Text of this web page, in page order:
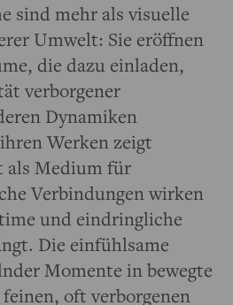
sind mehr als visuelle
Umwelt: Sie eröffnen
die dazu einladen,
verborgener
Dynamiken
Werken zeigt
als Medium für
Verbindungen wirken
und eindringliche
Die einfühlsame
Momente in bewegte
oft verborgenen